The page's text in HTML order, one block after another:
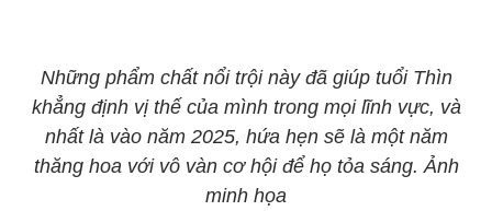
Những phẩm chất nổi trội này đã giúp tuổi Thìn
khẳng định vị thế của mình trong mọi lĩnh vực, và
nhất là vào năm 2025, hứa hẹn sẽ là một năm
thăng hoa với vô vàn cơ hội để họ tỏa sáng. Ảnh
minh họa